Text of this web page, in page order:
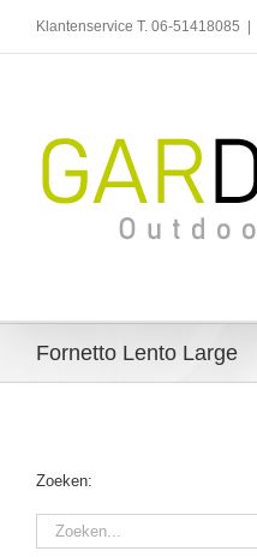
inhoud
Klantenservice T. 06-51418085
Fornetto Lento Large
Zoeken:
Zoeken
naar: